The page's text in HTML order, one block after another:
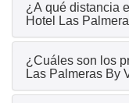
¿A qué distancia
Hotel Las
¿Cuáles son los
Las Palmeras By